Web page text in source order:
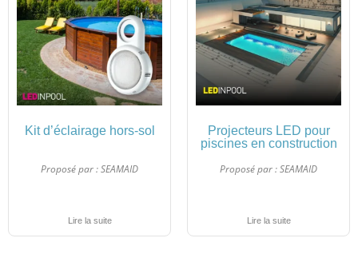
Kit d’éclairage hors-sol
Proposé par :SEAMAID
Lire la suite
Projecteurs LED pour
piscines en construction
Proposé par :SEAMAID
Lire la suite